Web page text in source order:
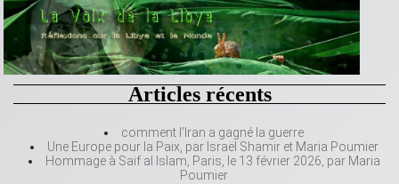
Articles récents
comment l’Iran a gagné la guerre
Une Europe pour la Paix, par Israël Shamir et Maria Poumier
Hommage à Saif al Islam, Paris, le 13 février 2026, par Maria
Poumier